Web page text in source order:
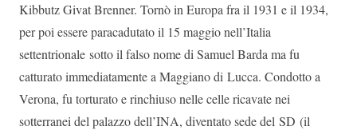
Kibbutz Givat Brenner. Tornò in Europa fra il 1931 e il 1934,
per poi essere paracadutato il 15 maggionell’Italia
settentrionale sotto il falso nome di Samuel Barda ma fu
catturato immediatamente a Maggiano di Lucca. Condotto a
Verona, fu torturato e rinchiuso nelle celle ricavate nei
sotterranei del palazzo dell’INA, diventato sede del SD (il